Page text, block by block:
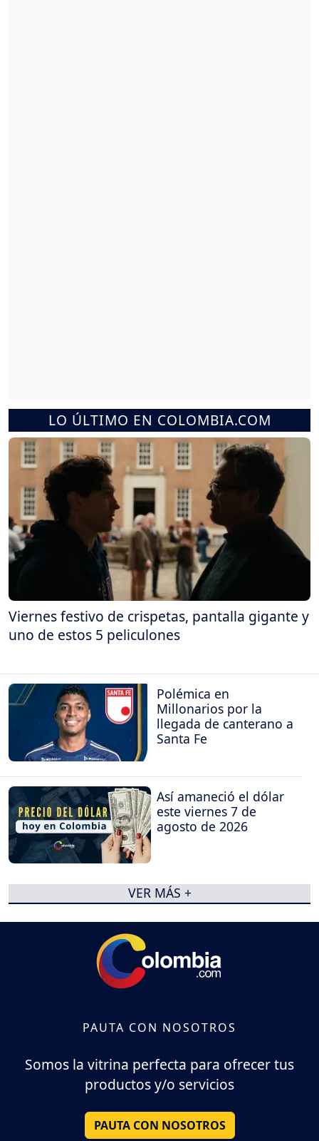
LO ÚLTIMO EN COLOMBIA.COM
Viernes festivo de crispetas, pantalla gigante y
uno de estos 5 peliculones
Polémica en
Millonarios por la
llegada de canterano a
Santa Fe
Así amaneció el dólar
este viernes 7 de
agosto de 2026
VER MÁS +
PAUTA CON NOSOTROS
Somos la vitrina perfecta para ofrecer tus
productos y/o servicios
PAUTA CON NOSOTROS